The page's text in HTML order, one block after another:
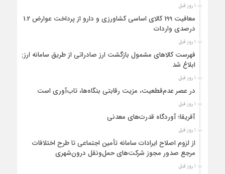
1 روز قبل
معافیت 199 کالای اساسی کشاورزی و دارو از پرداخت عوارض 1.2
درصدی واردات
1 روز قبل
فهرست کالاهای مشمول بازگشت ارز صادراتی از طریق سامانه ارزی
ابلاغ شد
1 روز قبل
در عصر عدم‌قطعیت، مزیت رقابتی بنگاه‌ها، تاب‌آوری است
1 روز قبل
آفریقا؛ آوردگاه قدرت‌های معدنی
1 روز قبل
از لزوم اصلاح ایرادات سامانه تأمین اجتماعی تا طرح اختلافات
مرجع صدور مجوز شرکت‌های حمل‌ونقل درون‌شهری
1 روز قبل